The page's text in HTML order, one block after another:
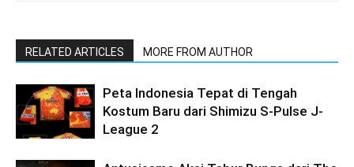
RELATED ARTICLES MORE FROM AUTHOR
Peta Indonesia Tepat di Tengah
Kostum Baru dari Shimizu S-Pulse J-
League 2